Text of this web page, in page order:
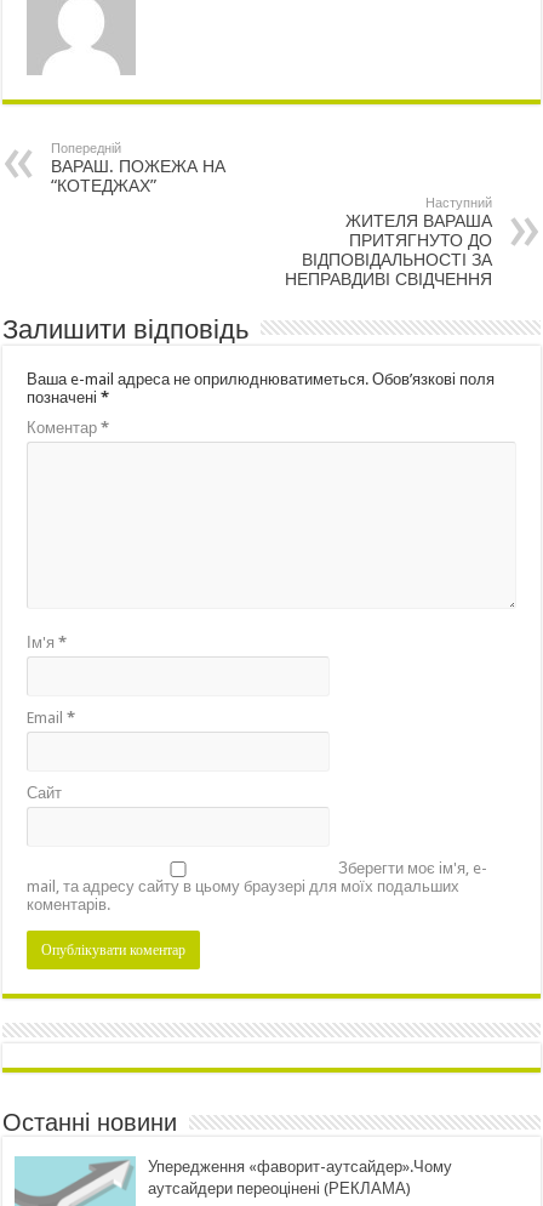
Попередній
ВАРАШ. ПОЖЕЖА НА
“КОТЕДЖАХ”
Наступний
ЖИТЕЛЯ ВАРАША
ПРИТЯГНУТО ДО
ВІДПОВІДАЛЬНОСТІ ЗА
НЕПРАВДИВІ СВІДЧЕННЯ
Залишити відповідь
Ваша e-mail адреса не оприлюднюватиметься. Обов’язкові поля
позначені*
Коментар*
Ім'я*
Email*
Сайт
Зберегти моє ім'я, e-
mail, та адресу сайту в цьому браузері для моїх подальших
коментарів.
Останні новини
Упередження «фаворит-аутсайдер».Чому
аутсайдери переоцінені (РЕКЛАМА)